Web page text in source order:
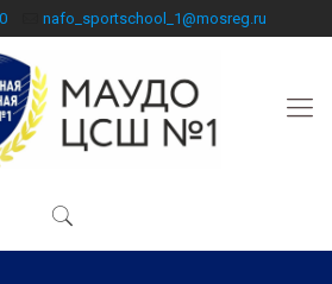
nafo_sportschool_1@mosreg.ru